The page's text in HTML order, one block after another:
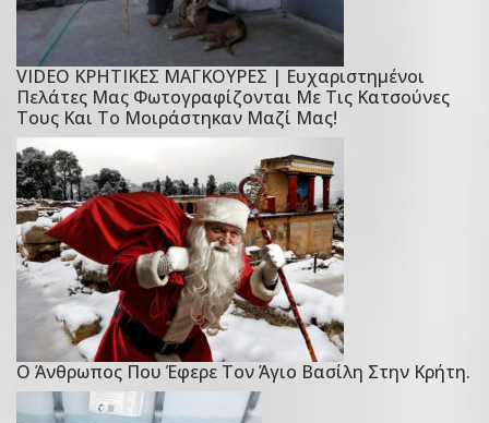
P
o
s
t
e
d
o
n
Δ
ε
VIDEO ΚΡΗΤΙΚΕΣ ΜΑΓΚΟΥΡΕΣ | Ευχαριστημένοι
Πελάτες Μας Φωτογραφίζονται Με Τις Κατσούνες
Τους Και Το Μοιράστηκαν Μαζί Μας!
P
Ο Άνθρωπος Που Έφερε Τον Άγιο Βασίλη Στην Κρήτη.